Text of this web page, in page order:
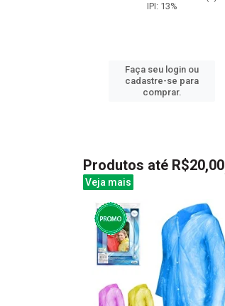
IPI: 13%
Faça seu login ou
cadastre-se para
comprar.
Produtos até R$20,00
Veja mais